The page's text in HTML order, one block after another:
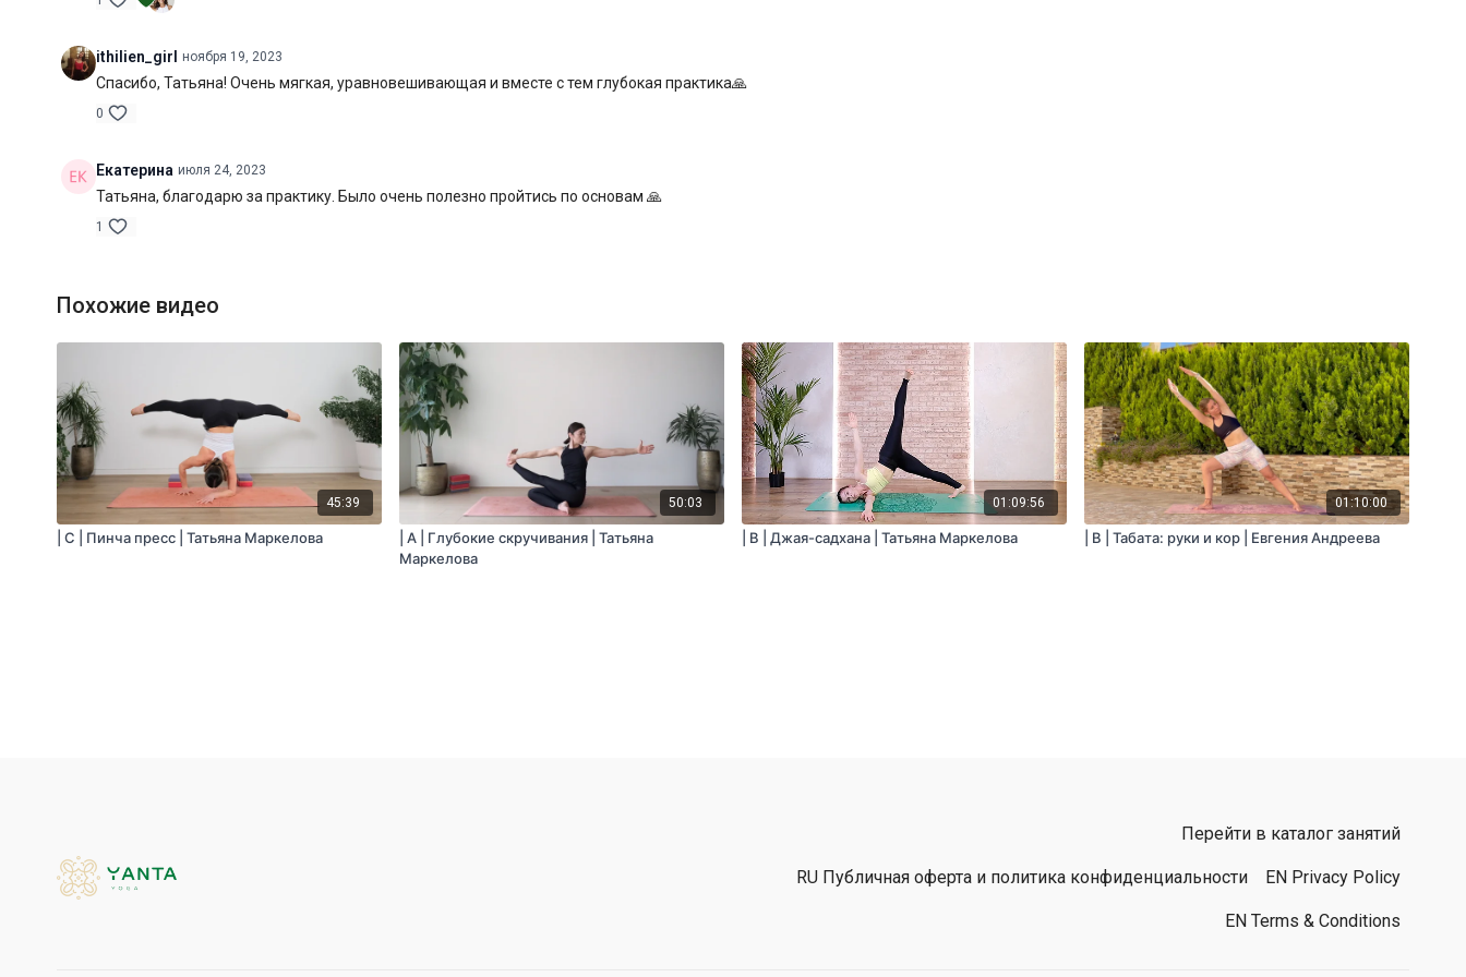
ithilien_girl ноября 19, 2023
Спасибо, Татьяна! Очень мягкая, уравновешивающая и вместе с тем глубокая практика🙏
0
Екатерина июля 24, 2023
Татьяна, благодарю за практику. Было очень полезно пройтись по основам 🙏
1
Похожие видео
45:39
| C | Пинча пресс | Татьяна Маркелова
50:03
| A | Глубокие скручивания | Татьяна
Маркелова
01:09:56
| B | Джая-садхана | Татьяна Маркелова
01:10:00
| B | Табата: руки и кор | Евгения Андреева
Перейти в каталог занятий
RU Публичная оферта и политика конфиденциальности EN Privacy Policy
EN Terms & Conditions